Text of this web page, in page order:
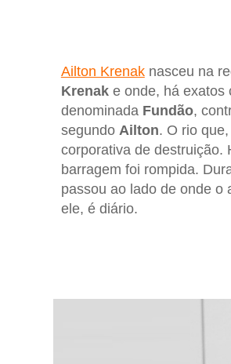
Ailton Krenaknasceu na
Krenake onde, há exatos
denominada Fundão,
segundo Ailton. O rio
corporativa de destruição.
barragem foi rompida.
passou ao lado de onde o
ele, é diário.